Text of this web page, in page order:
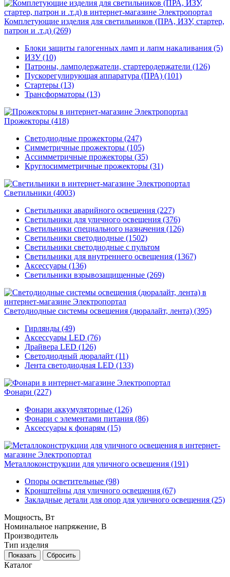
Комплетующие изделия для светильников (ПРА, ИЗУ, стартер,
патрон и .т.д) (269)
Блоки защиты галогенных ламп и лапм накаливания (5)
ИЗУ (10)
Патроны, ламподержатели, стартеродержатели (126)
Пускорегулирующая аппаратура (ПРА) (101)
Стартеры (13)
Трансформаторы (13)
Прожекторы (418)
Светодиодные прожекторы (247)
Симметричные прожекторы (105)
Ассимметричные прожекторы (35)
Круглосимметричные прожекторы (31)
Светильники (4003)
Светильники аварийного освещения (227)
Светильники для уличного освещения (376)
Светильники специального назначения (126)
Светильники светодиодные (1502)
Светильники светодиодные с пультом
Светильники для внутреннего освещения (1367)
Аксессуары (136)
Светильники взрывозащищенные (269)
Светодиодные системы освещения (дюралайт, лента) (395)
Гирлянды (49)
Аксессуары LED (76)
Драйвера LED (126)
Светодиодный дюралайт (11)
Лента светодиодная LED (133)
Фонари (227)
Фонари аккумуляторные (126)
Фонари c элементами питания (86)
Аксессуары к фонарям (15)
Металлоконструкции для уличного освещения (191)
Опоры осветительные (98)
Кронштейны для уличного освещения (67)
Закладные детали для опор для уличного освещения (25)
Мощность, Вт
Номинальное напряжение, В
Производитель
Тип изделия
Каталог